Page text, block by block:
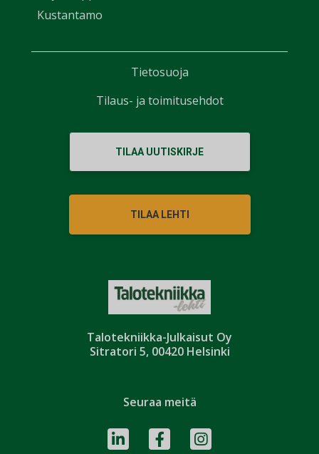
Talotekniikka-Julkaisut Oy
Sitratori 5, 00420 Helsinki
Kustantamo
TILAA UUTISKIRJE
TILAA LEHTI
Seuraa meitä
Tietosuoja
Tilaus- ja toimitusehdot